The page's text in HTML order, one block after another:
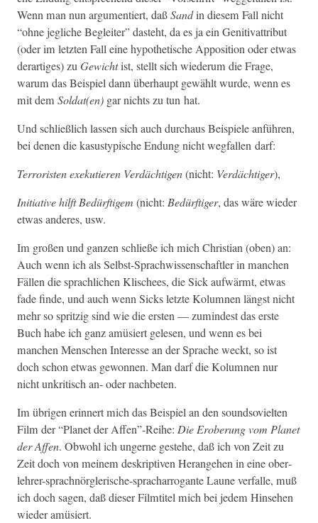
Wenn man nun argu­men­tiert, daßSandin diesem Fall nicht
“ohne jegliche Begleit­er” daste­ht, da es ja ein Gen­i­ti­vat­trib­ut
(oder im let­zten Fall eine hypo­thetis­che Appo­si­tion oder etwas
der­ar­tiges) zuGewichtist, stellt sich wiederum die Frage,
warum das Beispiel dann über­haupt gewählt wurde, wenn es
mit dem Soldat(en) gar nichts zu tun hat.
Und schließlich lassen sich auch dur­chaus Beispiele anführen,
bei denen die kasustyp­is­che Endung nicht weg­fall­en darf:
Ter­ror­is­ten exeku­tieren Verdächti­gen(nicht: Verdächtiger),
Ini­tia­tive hil­ft Bedürftigem (nicht: Bedürftiger, das wäre wieder
etwas anderes, usw.
Im großen und ganzen schließe ich mich Chris­t­ian (oben) an:
Auch wenn ich als Selb­st-Sprach­wis­senschaftler in manchen
Fällen die sprach­lichen Klis­chees, die Sick aufwärmt, etwas
fade finde, und auch wenn Sicks let­zte Kolum­nen längst nicht
mehr so spritzig sind wie die ersten — zumin­d­est das erste
Buch habe ich ganz amüsiert gele­sen, und wenn es bei
manchen Men­schen Inter­esse an der Sprache weckt, so ist
doch schon etwas gewon­nen. Man darf die Kolum­nen nur
nicht unkri­tisch an- oder nachbeten.
Im übri­gen erin­nert mich das Beispiel an den soundso­viel­ten
Film der “Plan­et der Affen”-Reihe: Die Eroberung vom Plan­et
der Affen. Obwohl ich ungerne geste­he, daß ich von Zeit zu
Zeit doch von meinem deskrip­tiv­en Herange­hen in eine ober­
lehrer-sprach­nör­g­lerische-sprachar­ro­gante Laune ver­falle, muß
ich doch sagen, daß dieser Filmti­tel mich bei jedem Hin­se­hen
wieder amüsiert.